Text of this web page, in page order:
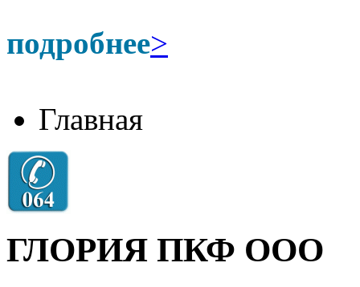
подробнее>
Главная
ГЛОРИЯ ПКФ ООО